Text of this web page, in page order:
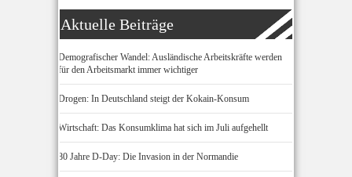
Aktuelle Beiträge
Demografischer Wandel: Ausländische Arbeitskräfte werden
für den Arbeitsmarkt immer wichtiger
Drogen: In Deutschland steigt der Kokain-Konsum
Wirtschaft: Das Konsumklima hat sich im Juli aufgehellt
80 Jahre D-Day: Die Invasion in der Normandie